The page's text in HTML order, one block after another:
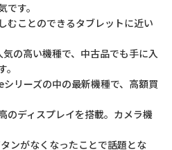
す。
むことのできるタブレットに近い
の高い機種で、中古品でも手に入
リーズの中の最新機種で、高額買
ディスプレイを搭載。カメラ機
ンがなくなったことで話題とな